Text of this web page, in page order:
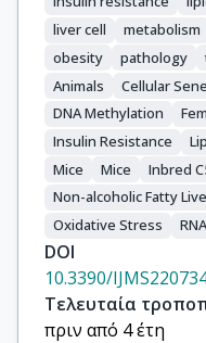
liver cell
metabolism
obesity
pathology
Animals
Cellular
DNA Methylation
Insulin Resistance
Mice
Mice
Inbred
Non-alcoholic Fatty
Oxidative Stress
RNA
DOI
10.3390/
Τελευταία
πριν από 4 έτη